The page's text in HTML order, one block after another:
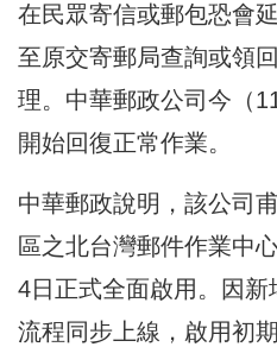
在民眾寄信或郵包恐會
至原交寄郵局查詢或領
理。中華郵政公司今（
開始回復正常作業。
中華郵政說明，該公司
區之北台灣郵件作業中
4日正式全面啟用。因
流程同步上線，啟用初